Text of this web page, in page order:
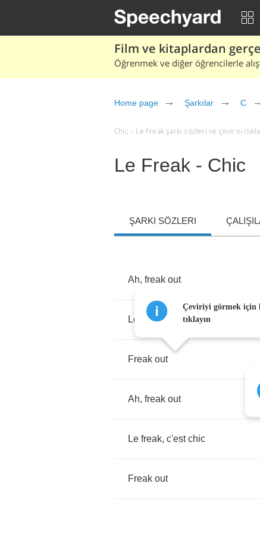
Film ve kitaplardan
Öğrenmek ve diğer öğrencilerle
Home page Şarkılar C
Chic – Le Freak şarkı sözleri ve çevirisi
Le Freak - Chic
ŞARKI SÖZLERI
Ah, freak out
Le freak, c'est chic
Freak out
Ah, freak out
Le freak, c'est chic
Freak out
Çeviriyi görmek için
tıklayın